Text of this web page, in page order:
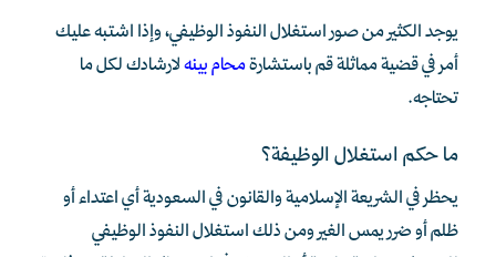
يوجد الكثير من صور استغلال النفوذ الوظيفي، وإذا اشتبه عليك
أمر في قضية مماثلة قم باستشارةمحام بينهلارشادك لكل ما
تحتاجه.
ما حكم استغلال الوظيفة؟
يحظر في الشريعة الإسلامية والقانون في السعودية أي اعتداء أو
ظلم أو ضرر يمس الغير ومن ذلك استغلال النفوذ الوظيفي